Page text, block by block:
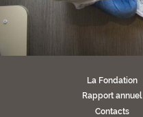
La Fondation
Rapport annuel
Contacts